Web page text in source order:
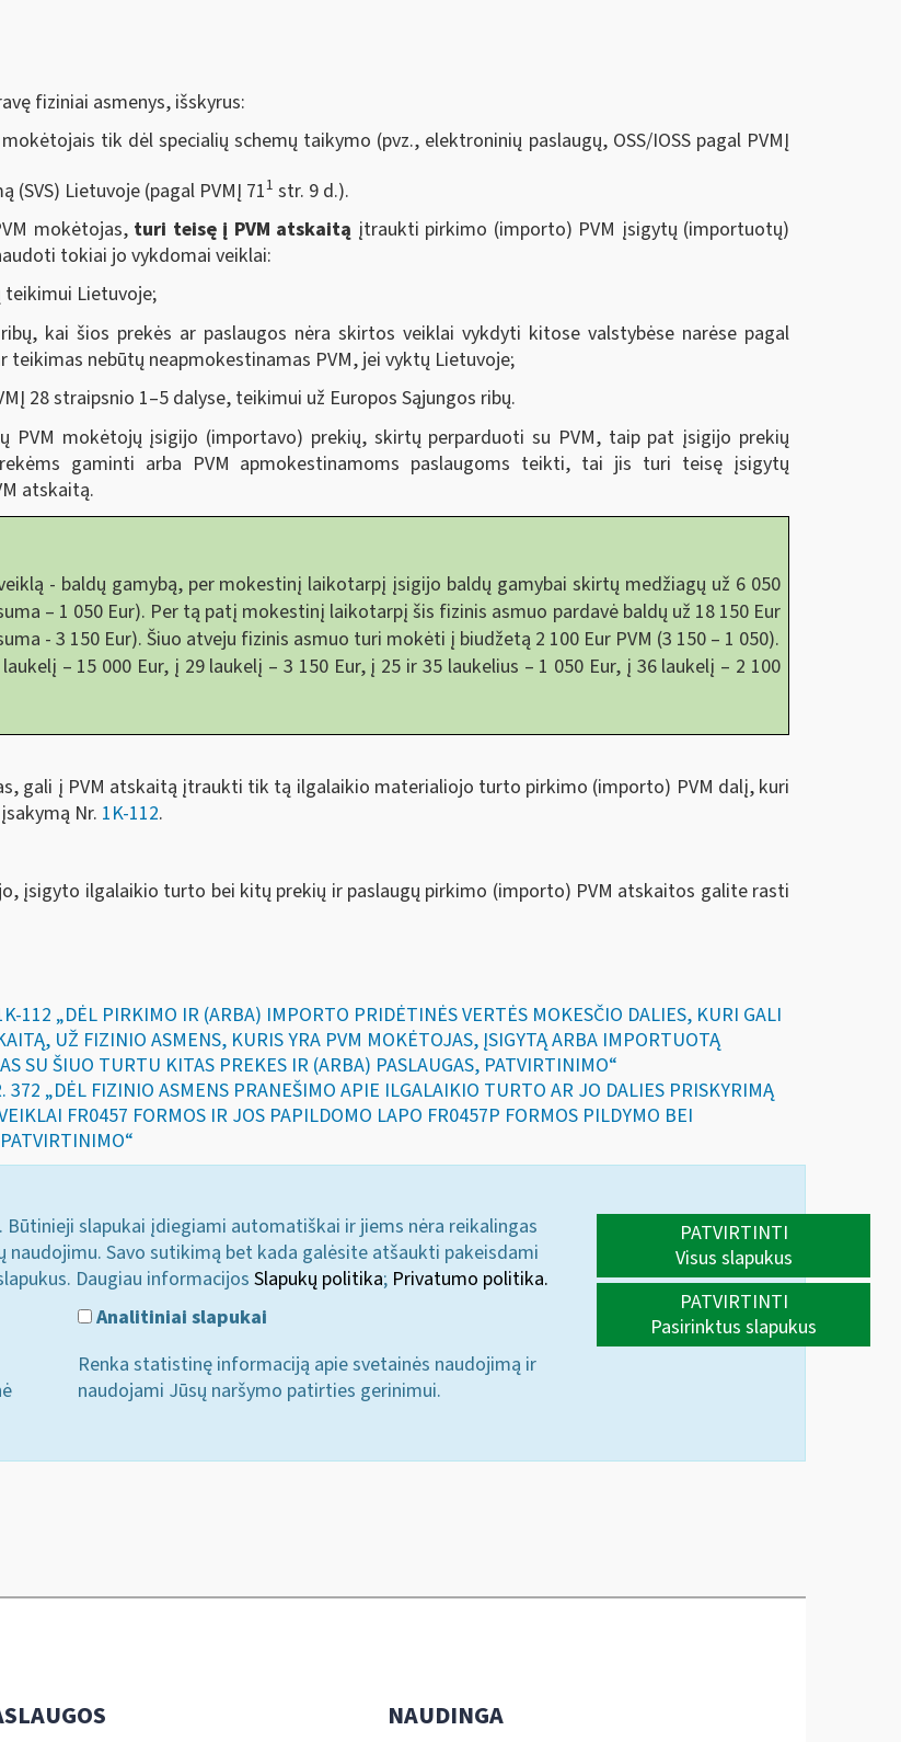
fiziniai asmenys, išskyrus:
tik dėl specialių schemų taikymo (pvz., elektroninių paslaugų, OSS/IOSS pagal PVMĮ
Lietuvoje (pagal PVMĮ 711 str. 9 d.).
mokėtojas, turi teisę į PVM atskaitą įtraukti pirkimo (importo) PVM įsigytų (importuotų)
tokiai jo vykdomai veiklai:
teikimui Lietuvoje;
kai šios prekės ar paslaugos nėra skirtos veiklai vykdyti kitose valstybėse narėse pagal
nebūtų neapmokestinamas PVM, jei vyktų Lietuvoje;
28 straipsnio 1–5 dalyse, teikimui už Europos Sąjungos ribų.
PVM mokėtojų įsigijo (importavo) prekių, skirtų perparduoti su PVM, taip pat įsigijo prekių
gaminti arba PVM apmokestinamoms paslaugoms teikti, tai jis turi teisę įsigytų
atskaitą.
- baldų gamybą, per mokestinį laikotarpį įsigijo baldų gamybai skirtų medžiagų už 6 050
– 1 050 Eur). Per tą patį mokestinį laikotarpį šis fizinis asmuo pardavė baldų už 18 150 Eur
- 3 150 Eur). Šiuo atveju fizinis asmuo turi mokėti į biudžetą 2 100 Eur PVM (3 150 – 1 050).
– 15 000 Eur, į 29 laukelį – 3 150 Eur, į 25 ir 35 laukelius – 1 050 Eur, į 36 laukelį – 2 100
gali į PVM atskaitą įtraukti tik tą ilgalaikio materialiojo turto pirkimo (importo) PVM dalį, kuri
Nr. 1K-112.
įsigyto ilgalaikio turto bei kitų prekių ir paslaugų pirkimo (importo) PVM atskaitos galite rasti
112 „DĖL PIRKIMO IR (ARBA) IMPORTO PRIDĖTINĖS VERTĖS MOKESČIO DALIES, KURI GALI
UŽ FIZINIO ASMENS, KURIS YRA PVM MOKĖTOJAS, ĮSIGYTĄ ARBA IMPORTUOTĄ
SU ŠIUO TURTU KITAS PREKES IR (ARBA) PASLAUGAS, PATVIRTINIMO“
„DĖL FIZINIO ASMENS PRANEŠIMO APIE ILGALAIKIO TURTO AR JO DALIES PRISKYRIMĄ
FR0457 FORMOS IR JOS PAPILDOMO LAPO FR0457P FORMOS PILDYMO BEI
Būtinieji slapukai įdiegiami automatiškai ir jiems nėra reikalingas
Savo sutikimą bet kada galėsite atšaukti pakeisdami
Daugiau informacijos Slapukų politika; Privatumo politika.
Analitiniai slapukai
Renka statistinę informaciją apie svetainės naudojimą ir
naudojami Jūsų naršymo patirties gerinimui.
PATVIRTINTI
Visus slapukus
PATVIRTINTI
Pasirinktus slapukus
NAUDINGA